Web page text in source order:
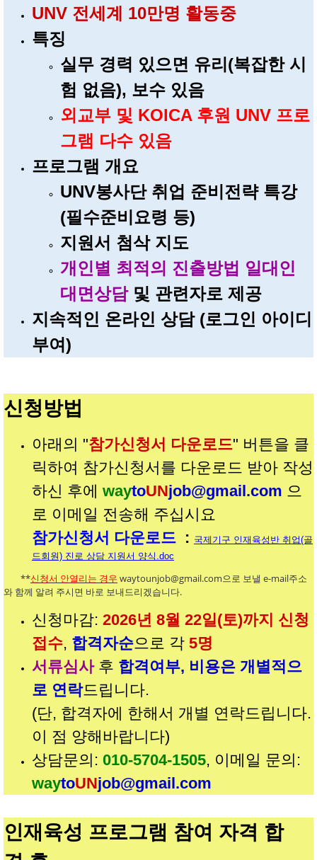
UNV 전세계 10만명 활동중
특징
실무 경력 있으면 유리(복잡한 시
험 없음), 보수 있음
외교부 및 KOICA 후원 UNV 프로
그램 다수 있음
프로그램 개요
UNV봉사단 취업 준비전략 특강
(필수준비요령 등)
지원서 첨삭 지도
개인별 최적의 진출방법 일대인
대면상담및 관련자로 제공
지속적인 온라인 상담 (로그인 아이디
부여)
신청방법
아래의 "참가신청서 다운로드" 버튼을 클
릭하여 참가신청서를 다운로드 받아 작성
하신 후에 waytoUNjob@gmail.com 으
로 이메일 전송해 주십시요
참가신청서 다운로드 : 국제기구 인재육성반 취업(골
드회원) 진로 상담 지원서 양식.doc
**신청서 안열리는 경우 waytounjob@gmail.com으로 보낼 e-mail주소
와 함께 알려 주시면 바로 보내드리겠습니다.
신청마감: 2026년 8월 22일(토)까지 신청
접수, 합격자순으로 각 5명
서류심사후 합격여부, 비용은 개별적으
로 연락드립니다.
(단, 합격자에 한해서 개별 연락드립니다.
이 점 양해바랍니다)
상담문의: 010-5704-1505, 이메일 문의:
waytoUNjob@gmail.com
인재육성 프로그램 참여 자격 합